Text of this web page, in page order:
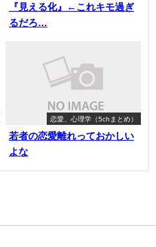
『見える化』←これキモ過ぎ
るだろ…
恋愛、心理学（5chまとめ）
若者の恋愛離れっておかしい
よな